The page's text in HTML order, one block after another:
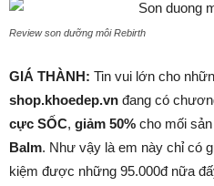
Review son dưỡng môi Rebirth
GIÁ THÀNH: Tin vui lớn cho
shop.khoedep.vn đang có
cực SỐC, giảm 50% cho mối
Balm. Như vậy là em này chỉ có
kiệm được những 95.000đ nữa